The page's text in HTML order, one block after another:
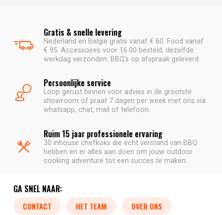
Gratis & snelle levering
Nederland en België gratis vanaf € 60. Food vanaf
€ 95. Accessoires voor 16:00 besteld, dezelfde
werkdag verzonden. BBQ's op afspraak geleverd.
Persoonlijke service
Loop gerust binnen voor advies in de grootste
showroom of praat 7 dagen per week met ons via
whatsapp, chat, mail of telefoon.
Ruim 15 jaar professionele ervaring
30 inhouse chefkoks die écht verstand van BBQ
hebben en er alles aan doen om jouw outdoor
cooking adventure tot een succes te maken.
GA SNEL NAAR:
CONTACT HET TEAM OVER ONS